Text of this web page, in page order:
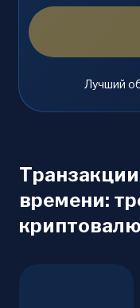
Лучший
времени: